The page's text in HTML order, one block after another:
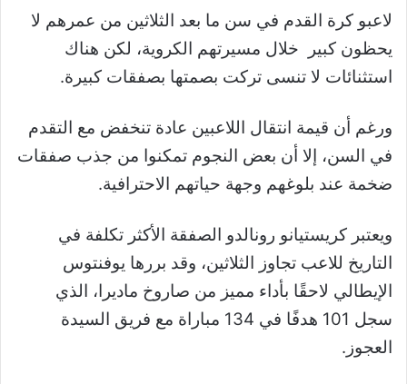
لاعبو كرة القدم في سن ما بعد الثلاثين من عمرهم لا
يحظون كبير خلال مسيرتهم الكروية، لكن هناك
استثنائات لا تنسى تركت بصمتها بصفقات كبيرة.
ورغم أن قيمة انتقال اللاعبين عادة تنخفض مع التقدم
في السن، إلا أن بعض النجوم تمكنوا من جذب صفقات
ضخمة عند بلوغهم وجهة حياتهم الاحترافية.
ويعتبر كريستيانو رونالدو الصفقة الأكثر تكلفة في
التاريخ للاعب تجاوز الثلاثين، وقد بررها يوفنتوس
الإيطالي لاحقًا بأداء مميز من صاروخ ماديرا، الذي
سجل 101 هدفًا في 134 مباراة مع فريق السيدة
العجوز.